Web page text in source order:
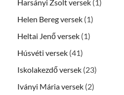
Harsányi Zsolt versek (1)
Helen Bereg versek (1)
Heltai Jenő versek (1)
Húsvéti versek (41)
Iskolakezdő versek (23)
Iványi Mária versek (2)